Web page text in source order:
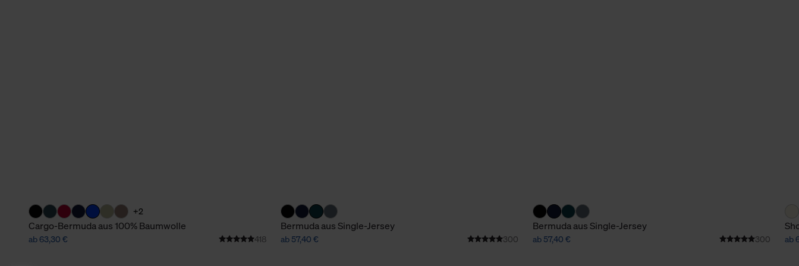
+2
Cargo-Bermuda aus 100% Baumwolle
ab 63,30 € 418
Bermuda aus Single-Jersey
ab 57,40 € 300
Bermuda aus Single-Jersey
ab 57,40 € 300 ab